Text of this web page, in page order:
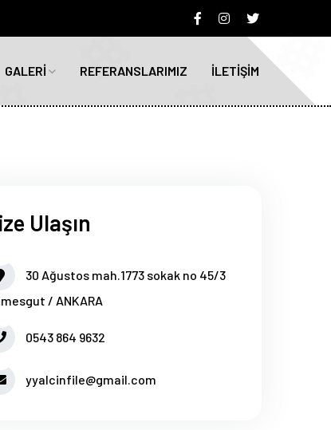
GALERİ REFERANSLARIMIZ İLETİŞİM
Ulaşın
30 Ağustos mah.1773 sokak no 45/3
/ ANKARA
0543 864 9632
yyalcinfile@gmail.com